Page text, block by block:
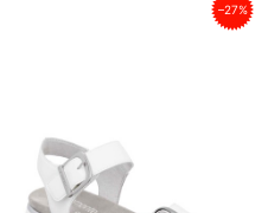
–27%